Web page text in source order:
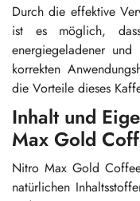
Durch die effektive
ist es möglich,
energiegeladener
korrekten
die Vorteile dieses
Inhalt und
Max Gold
Nitro Max Gold
natürlichen